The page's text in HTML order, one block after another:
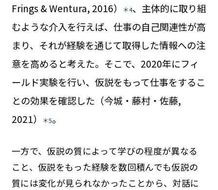
Frings & Wentura, 2016）
＊4、主体的に取り組
むような介入を行えば、仕事の自己関連性が高
まり、それが経験を通じて取得した情報への注
意を高めると考えた。そこで、2020年にフィ
ールド実験を行い、仮説をもって仕事をするこ
との効果を確認した（今城・藤村・佐藤,
2021）
＊5。
一方で、仮説の質によって学びの程度が異なる
こと、仮説をもった経験を数回積んでも仮説の
質には変化が見られなかったことから、対話に